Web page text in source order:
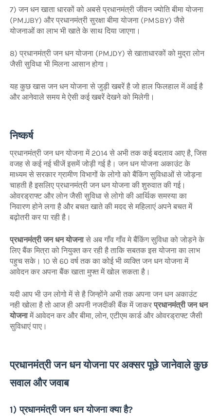
7) जन धन खाता धारकों को अबसे प्रधानमंत्री जीवन ज्योति बीमा योजना
(PMJJBY) और प्रधानमंत्री सुरक्षा बीमा योजना (PMSBY) जैसे
योजनाओं का लाभ भी खाते के साथ दिया जाएगा।
8) प्रधानमंत्री जन धन योजना (PMJDY) से खाताधारकों को मुद्रा लोन
जैसी सुविधा भी मिलना आसान होगा।
यह कुछ खास जन धन योजना से जुड़ी खबरें है जो हाल फिलहाल में आई है
और आनेवाले समय मे ऐसी कई खबरें देखने को मिलेगी।
निष्कर्ष
प्रधानमंत्री जन धन योजना में 2014 से अभी तक कई बदलाव आए है, जिस
वजह से कई नई चीजें इसमें जोड़ी गई है। जन धन योजना अकाउंट के
माध्यम से सरकार ग्रामीण विभागों के लोगो को बैंकिंग सुविधाओं से जोड़ना
चाहती है इसलिए प्रधानमंत्री जन धन योजना की शुरुवात की गई।
ओवरड्राफ्ट और लोन जैसी सुविधा से लोगो की आर्थिक समस्या का
निवारण होने लगा है और बचत खाते की मदद से महिलाएं अपने बचत में
बढ़ोतरी कर पा रही है।
प्रधानमंत्री जन धन योजनासे अब गाँव गाँव मे बैंकिंग सुविधा को जोड़ने के
लिए बैंक मित्रा को नियुक्त कर रही है ताकि सबतक इस योजना का लाभ
पहुच सके। 10 से 60 वर्ष तक का कोई भी व्यक्ति जन धन योजना में
आवेदन कर अपना बैंक खाता मुफ्त में खोल सकता है।
यदी आप भी उन लोगो में से है जिन्होंने अभी तक अपना जन धन अकाउंट
नही खोला है तो आज ही अपनी नजदीकी बैंक में जाकरप्रधानमंत्री जन धन
योजनामें आवेदन कर और बीमा, लोन, एटीएम कार्ड और ओवरड्राफ्ट जैसी
सुविधाएं पाए।
प्रधानमंत्री जन धन योजना पर अक्सर पूछे जानेवाले कुछ
सवाल और जवाब
1) प्रधानमंत्री जन धन योजना क्या है?